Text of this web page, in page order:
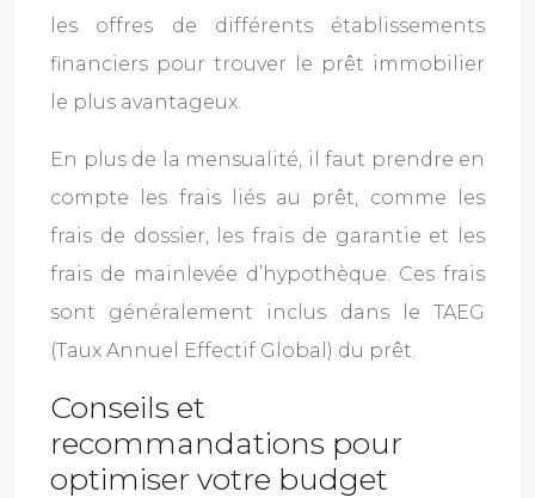
les offres de différents établissements
financiers pour trouver le prêt immobilier
le plus avantageux.
En plus de la mensualité, il faut prendre en
compte les frais liés au prêt, comme les
frais de dossier, les frais de garantie et les
frais de mainlevée d’hypothèque. Ces frais
sont généralement inclus dans le TAEG
(Taux Annuel Effectif Global) du prêt.
Conseils et
recommandations pour
optimiser votre budget